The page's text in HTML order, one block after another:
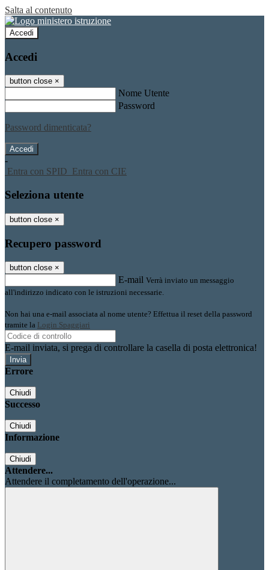
Salta al contenuto
Accedi
Accedi
button close ×
Nome Utente
Password
Password dimenticata?
-
Entra con SPID Entra con CIE
Seleziona utente
button close ×
Recupero password
button close ×
E-mail Verrà inviato un messaggio
all'indirizzo indicato con le istruzioni necessarie.
Non hai una e-mail associata al nome utente? Effettua il reset della password
tramite la Login Spaggiari
E-mail inviata, si prega di controllare la casella di posta elettronica!
Errore
Chiudi
Successo
Chiudi
Informazione
Chiudi
Attendere...
Attendere il completamento dell'operazione...